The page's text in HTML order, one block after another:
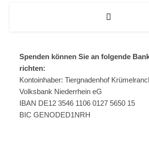
Spenden können Sie an folgende
richten:
Kontoinhaber: Tiergnadenhof
Volksbank Niederrhein eG
IBAN DE12 3546 1106 0127 5650 15
BIC GENODED1NRH